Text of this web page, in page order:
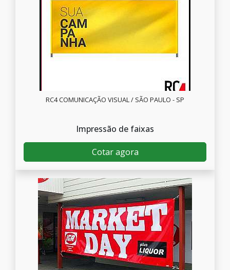
RC4 COMUNICAÇÃO VISUAL / SÃO PAULO - SP
Impressão de faixas
Cotar agora